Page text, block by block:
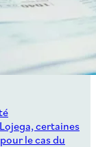
certaines
le cas du